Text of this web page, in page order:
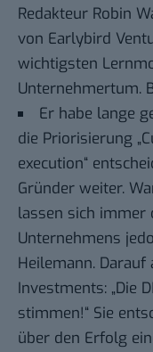
Redakteur Robin
von Earlybird
wichtigsten
Unternehmertum.
Er habe lange
die Priorisierung
execution“
Gründer weiter.
lassen sich immer
Unternehmens
Heilemann.
Investments: „Die
stimmen!“ Sie
über den Erfolg